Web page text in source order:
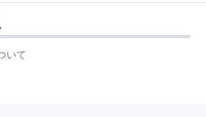
いて